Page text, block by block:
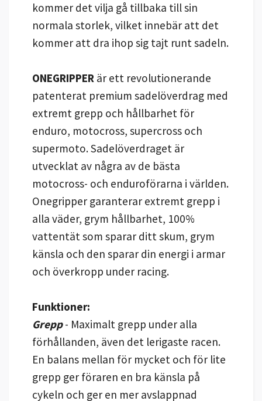
kommer det vilja gå tillbaka till sin
normala storlek, vilket innebär att det
kommer att dra ihop sig tajt runt sadeln.
ONEGRIPPER är ett revolutionerande
patenterat premium sadelöverdrag med
extremt grepp och hållbarhet för
enduro, motocross, supercross och
supermoto. Sadelöverdraget är
utvecklat av några av de bästa
motocross- och enduroförarna i världen.
Onegripper garanterar extremt grepp i
alla väder, grym hållbarhet, 100%
vattentät som sparar ditt skum, grym
känsla och den sparar din energi i armar
och överkropp under racing.
Funktioner:
Grepp - Maximalt grepp under alla
förhållanden, även det lerigaste racen.
En balans mellan för mycket och för lite
grepp ger föraren en bra känsla på
cykeln och ger en mer avslappnad